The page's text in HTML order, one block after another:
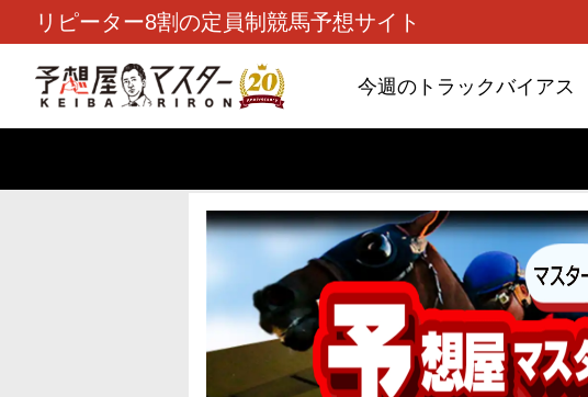
リピーター8割の定員制競馬予想サイト
今週のトラックバイアス